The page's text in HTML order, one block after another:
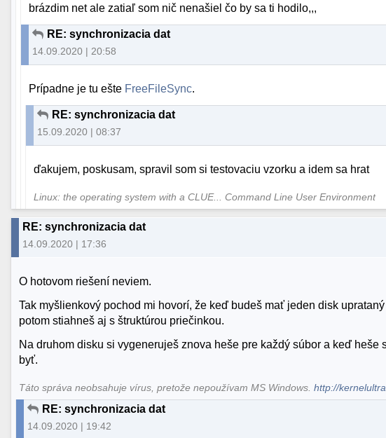
brázdim net ale zatiaľ som nič nenašiel čo by sa ti hodilo,,,
RE: synchronizacia dat
14.09.2020 | 20:58
Prípadne je tu ešte FreeFileSync.
RE: synchronizacia dat
15.09.2020 | 08:37
ďakujem, poskusam, spravil som si testovaciu vzorku a idem sa hrat
Linux: the operating system with a CLUE... Command Line User Environment
RE: synchronizacia dat
14.09.2020 | 17:36
O hotovom riešení neviem.
Tak myšlienkový pochod mi hovorí, že keď budeš mať jeden disk
potom stiahneš aj s štruktúrou priečinkou.
Na druhom disku si vygeneruješ znova heše pre každý súbor a keď heše
byť.
Táto správa neobsahuje vírus, pretože nepoužívam MS Windows.http://
RE: synchronizacia dat
14.09.2020 | 19:42